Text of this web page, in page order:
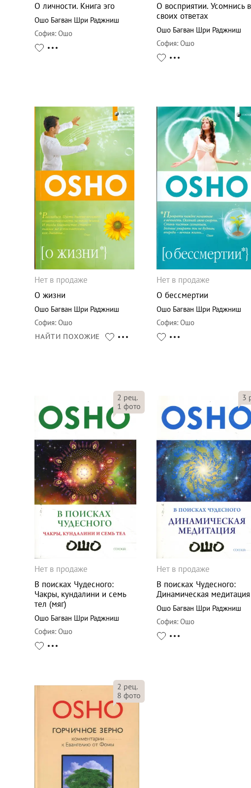
О личности. Книга эго
Ошо Багван Шри Раджниш
София: Ошо
О восприятии. Усомнись в
своих ответах
Ошо Багван Шри Раджниш
София: Ошо
Нет в продаже
О жизни
Ошо Багван Шри Раджниш
София: Ошо
НАЙТИ ПОХОЖИЕ
Нет в продаже
О бессмертии
Ошо Багван Шри Раджниш
София: Ошо
2 рец.
1 фото
Нет в продаже
В поисках Чудесного:
Чакры, кундалини и семь
тел (мяг)
Ошо Багван Шри Раджниш
София: Ошо
3
Нет в продаже
В поисках Чудесного:
Динамическая медитация
Ошо Багван Шри Раджниш
София: Ошо
2 рец.
8 фото